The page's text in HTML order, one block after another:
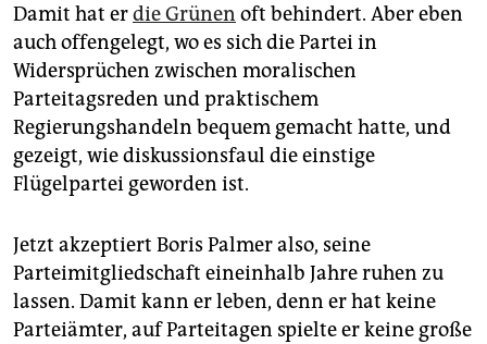
Damit hat erdie Grünen oft behindert. Aber eben
auch offengelegt, wo es sich die Partei in
Widersprüchen zwischen moralischen
Parteitagsreden und praktischem
Regierungshandeln bequem gemacht hatte, und
gezeigt, wie diskussionsfaul die einstige
Flügelpartei geworden ist.
Jetzt akzeptiert Boris Palmer also, seine
Parteimitgliedschaft eineinhalb Jahre ruhen zu
lassen. Damit kann er leben, denn er hat keine
Parteiämter, auf Parteitagen spielte er keine große